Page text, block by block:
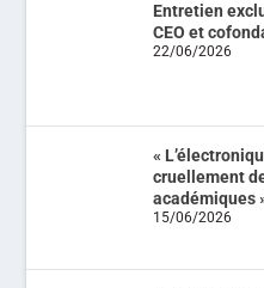
Entretien
CEO et
22/06/2026
«
cruellement
académiques
15/06/2026